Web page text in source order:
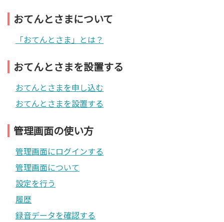
おてんとさまについて
「おてんとさま」とは？
おてんとさまを設置する
おてんとさまを申し込む
おてんとさまを設置する
管理画面の使い方
管理画面にログインする
管理画面について
設定を行う
履歴
録音データを確認する